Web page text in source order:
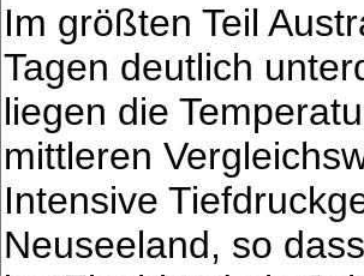
Im größten Teil
Tagen deutlich
liegen die
mittleren
Intensive
Neuseeland, so